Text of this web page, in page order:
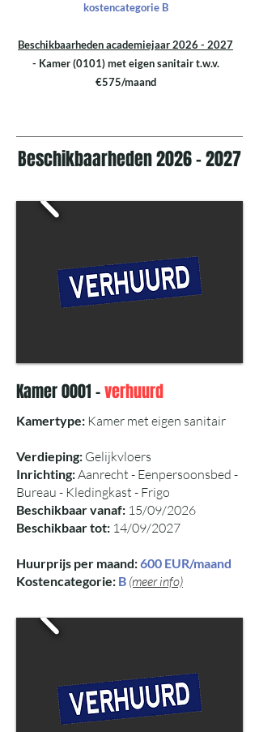
kostencategorie B
Beschikbaarheden academiejaar2026 - 2027
- Kamer (0101) met eigen sanitair t.w.v.
€575/maand
Beschikbaarheden2026 - 2027
Kamer 0001 -verhuurd
Kamertype: Kamer met eigen sanitair
Verdieping: Gelijkvloers
Inrichting:Aanrecht - Eenpersoonsbed -
Bureau - Kledingkast - Frigo
Beschikbaar vanaf: 15/09/2026
Beschikbaar tot: 14/09/2027
Huurprijs per maand:600 EUR/maand
Kostencategorie: B (meer info)